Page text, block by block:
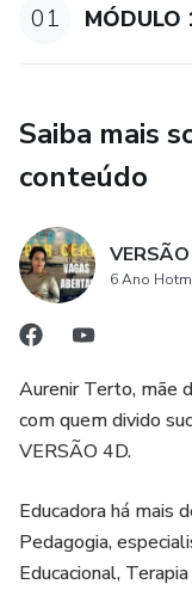
01 MÓDULO
Saiba mais
conteúdo
6 Ano
Aurenir Terto, mãe
com quem divido
VERSÃO 4D.
Educadora há mais
Pedagogia,
Educacional,